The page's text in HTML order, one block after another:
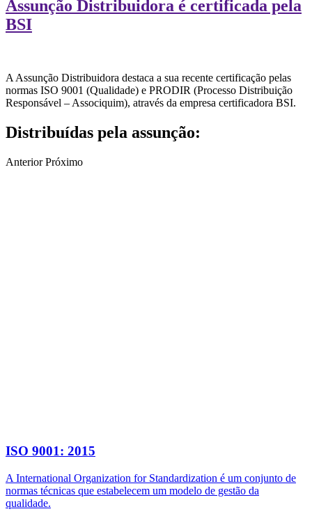
Assunção Distribuidora é certificada pela
BSI
A Assunção Distribuidora destaca a sua recente certificação pelas
normas ISO 9001 (Qualidade) e PRODIR (Processo Distribuição
Responsável – Associquim), através da empresa certificadora BSI.
Distribuídas pela assunção:
Anterior Próximo
ISO 9001: 2015
A International Organization for Standardization é um conjunto de
normas técnicas que estabelecem um modelo de gestão da
qualidade.